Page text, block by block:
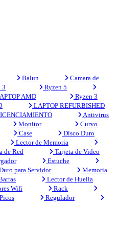
Balun
Camara de
3
Ryzen 5
AMD
Ryzen 3
LAPTOP REFURBISHED
Antivirus
Monitor
Curvo
Case
Disco Duro
Lector de Memoria
de Red
Tarjeta de Video
Estuche
para Servidor
Memoria
Lector de Huella
Wifi
Rack
Regulador